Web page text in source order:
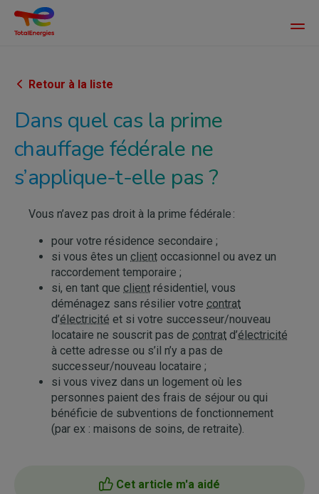
contenu
Main
Retour à la liste
Dans quel cas la prime
chauffage fédérale ne
s’applique-t-elle pas ?
Vous n’avez pas droit à la prime fédérale :
pour votre résidence secondaire ;
si vous êtes un client occasionnel ou avez un
raccordement temporaire ;
si, en tant que client résidentiel, vous
déménagez sans résilier votre contrat
d’électricité et si votre successeur/nouveau
locataire ne souscrit pas de contrat d’électricité
à cette adresse ou s’il n’y a pas de
successeur/nouveau locataire ;
si vous vivez dans un logement où les
personnes paient des frais de séjour ou qui
bénéficie de subventions de fonctionnement
(par ex : maisons de soins, de retraite).
Cet article m'a aidé